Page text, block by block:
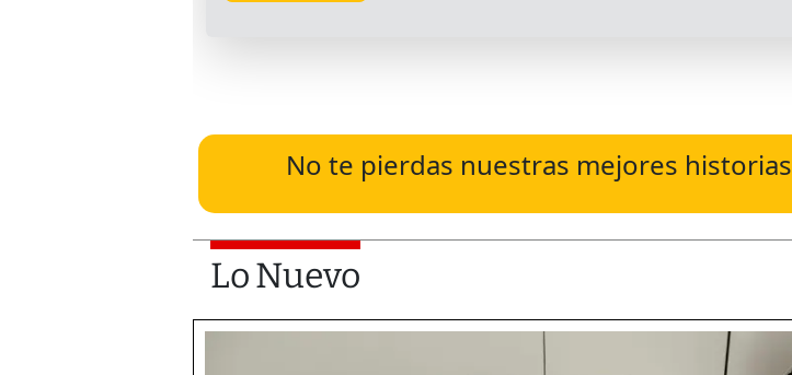
No te pierdas nuestras mejores historias
Lo Nuevo